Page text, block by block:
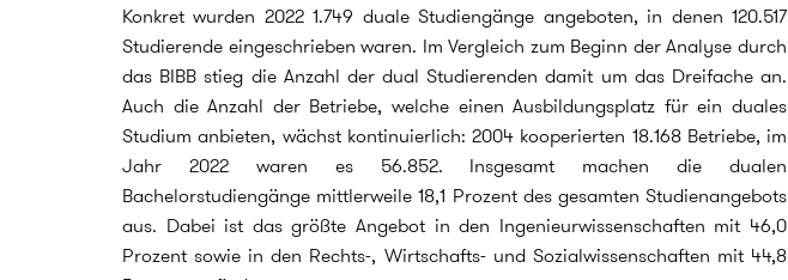
Konkret wurden 2022 1.749 duale Studiengänge angeboten, in denen 120.517
Studierende eingeschrieben waren. Im Vergleich zum Beginn der Analyse durch
das BIBB stieg die Anzahl der dual Studierenden damit um das Dreifache an.
Auch die Anzahl der Betriebe, welche einen Ausbildungsplatz für ein duales
Studium anbieten, wächst kontinuierlich: 2004 kooperierten 18.168 Betriebe, im
Jahr 2022 waren es 56.852. Insgesamt machen die dualen
Bachelorstudiengänge mittlerweile 18,1 Prozent des gesamten Studienangebots
aus. Dabei ist das größte Angebot in den Ingenieurwissenschaften mit 46,0
Prozent sowie in den Rechts-, Wirtschafts- und Sozialwissenschaften mit 44,8